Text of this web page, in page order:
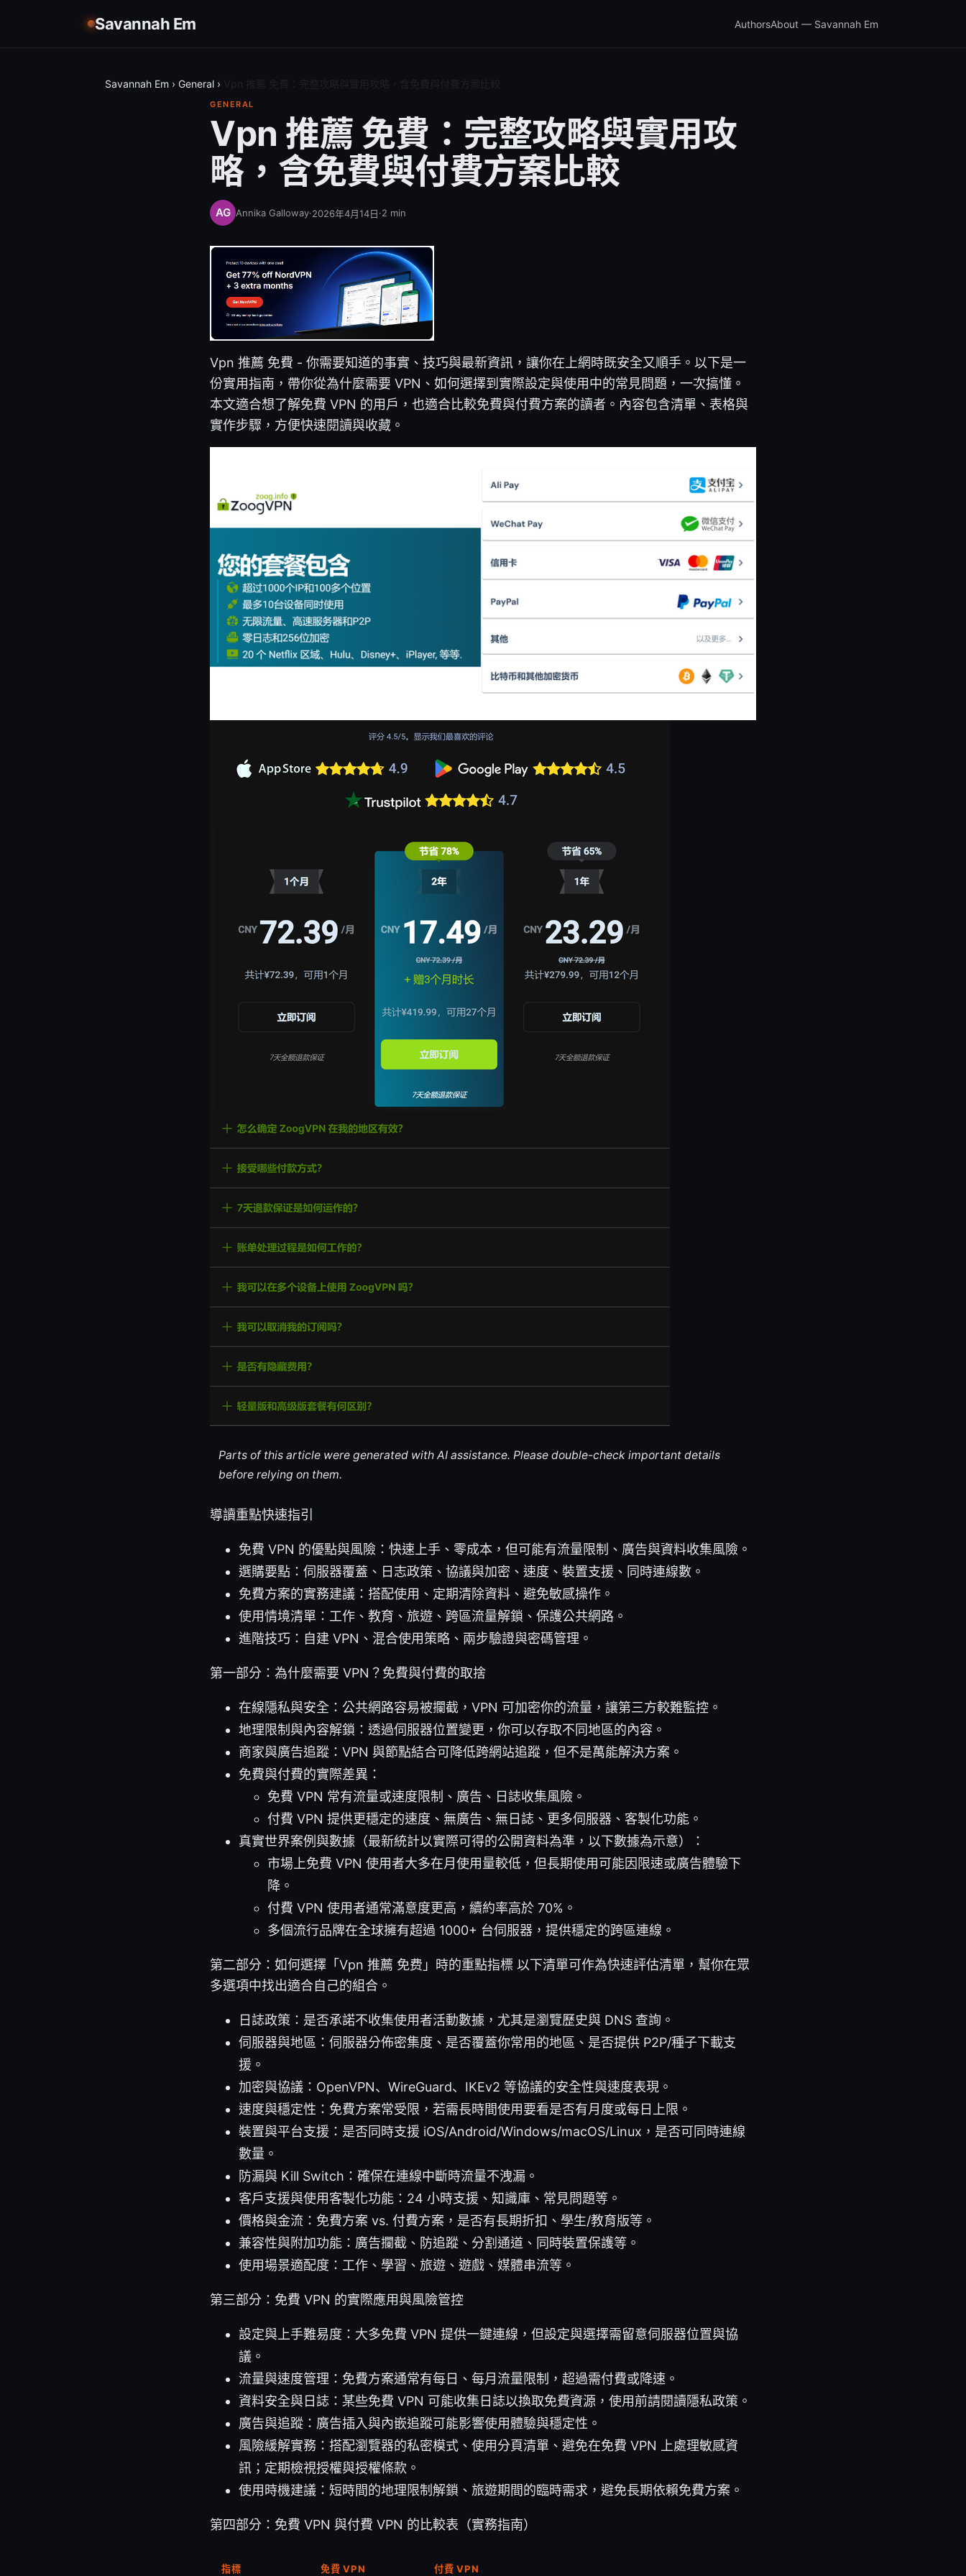
Savannah Em AuthorsAbout — Savannah Em
Savannah Em › General ›
GENERAL
Vpn 推薦 免費：完整攻略與實用攻
略，含免費與付費方案比較
Annika Galloway·2026年4月14日·2 min
Vpn 推薦 免費 - 你需要知道的事實、技巧與最新資訊，讓你在上網時既安全又順手。以下是一
份實用指南，帶你從為什麼需要 VPN、如何選擇到實際設定與使用中的常見問題，一次搞懂。
本文適合想了解免費 VPN 的用戶，也適合比較免費與付費方案的讀者。內容包含清單、表格與
實作步驟，方便快速閱讀與收藏。
Parts of this article were generated with AI assistance. Please double-check important details
before relying on them.
導讀重點快速指引
免費 VPN 的優點與風險：快速上手、零成本，但可能有流量限制、廣告與資料收集風險。
選購要點：伺服器覆蓋、日志政策、協議與加密、速度、裝置支援、同時連線數。
免費方案的實務建議：搭配使用、定期清除資料、避免敏感操作。
使用情境清單：工作、教育、旅遊、跨區流量解鎖、保護公共網路。
進階技巧：自建 VPN、混合使用策略、兩步驗證與密碼管理。
第一部分：為什麼需要 VPN？免費與付費的取捨
在線隱私與安全：公共網路容易被攔截，VPN 可加密你的流量，讓第三方較難監控。
地理限制與內容解鎖：透過伺服器位置變更，你可以存取不同地區的內容。
商家與廣告追蹤：VPN 與節點結合可降低跨網站追蹤，但不是萬能解決方案。
免費與付費的實際差異：
免費 VPN 常有流量或速度限制、廣告、日誌收集風險。
付費 VPN 提供更穩定的速度、無廣告、無日誌、更多伺服器、客製化功能。
真實世界案例與數據（最新統計以實際可得的公開資料為準，以下數據為示意）：
市場上免費 VPN 使用者大多在月使用量較低，但長期使用可能因限速或廣告體驗下
降。
付費 VPN 使用者通常滿意度更高，續約率高於 70%。
多個流行品牌在全球擁有超過 1000+ 台伺服器，提供穩定的跨區連線。
第二部分：如何選擇「Vpn 推薦 免费」時的重點指標 以下清單可作為快速評估清單，幫你在眾
多選項中找出適合自己的組合。
日誌政策：是否承諾不收集使用者活動數據，尤其是瀏覽歷史與 DNS 查詢。
伺服器與地區：伺服器分佈密集度、是否覆蓋你常用的地區、是否提供 P2P/種子下載支
援。
加密與協議：OpenVPN、WireGuard、IKEv2 等協議的安全性與速度表現。
速度與穩定性：免費方案常受限，若需長時間使用要看是否有月度或每日上限。
裝置與平台支援：是否同時支援 iOS/Android/Windows/macOS/Linux，是否可同時連線
數量。
防漏與 Kill Switch：確保在連線中斷時流量不洩漏。
客戶支援與使用客製化功能：24 小時支援、知識庫、常見問題等。
價格與金流：免費方案 vs. 付費方案，是否有長期折扣、學生/教育版等。
兼容性與附加功能：廣告攔截、防追蹤、分割通道、同時裝置保護等。
使用場景適配度：工作、學習、旅遊、遊戲、媒體串流等。
第三部分：免費 VPN 的實際應用與風險管控
設定與上手難易度：大多免費 VPN 提供一鍵連線，但設定與選擇需留意伺服器位置與協
議。
流量與速度管理：免費方案通常有每日、每月流量限制，超過需付費或降速。
資料安全與日誌：某些免費 VPN 可能收集日誌以換取免費資源，使用前請閱讀隱私政策。
廣告與追蹤：廣告插入與內嵌追蹤可能影響使用體驗與穩定性。
風險緩解實務：搭配瀏覽器的私密模式、使用分頁清單、避免在免費 VPN 上處理敏感資
訊；定期檢視授權與授權條款。
使用時機建議：短時間的地理限制解鎖、旅遊期間的臨時需求，避免長期依賴免費方案。
第四部分：免費 VPN 與付費 VPN 的比較表（實務指南）
指標 免費 VPN 付費 VPN